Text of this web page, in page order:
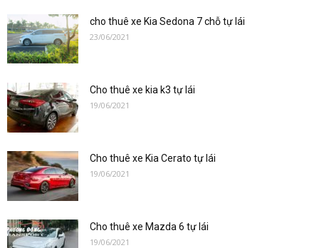
cho thuê xe Kia Sedona 7 chỗ tự lái
23/06/2021
Cho thuê xe kia k3 tự lái
19/06/2021
Cho thuê xe Kia Cerato tự lái
19/06/2021
Cho thuê xe Mazda 6 tự lái
19/06/2021